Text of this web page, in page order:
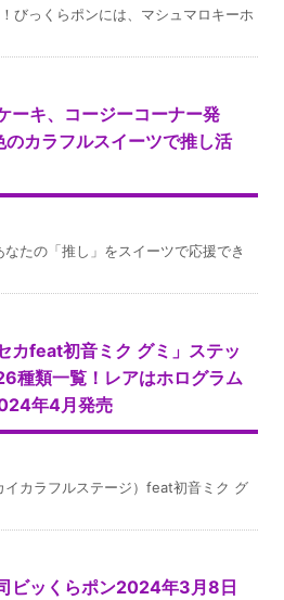
びっくらポンには、マシュマロキーホ
ーキ、コージーコーナー発
カラフルスイーツで推し活
たの「推し」をスイーツで応援でき
カfeat初音ミク グミ」ステッ
種類一覧！レアはホログラム
年4月発売
イカラフルステージ）feat初音ミク グ
ビッくらポン2024年3月8日